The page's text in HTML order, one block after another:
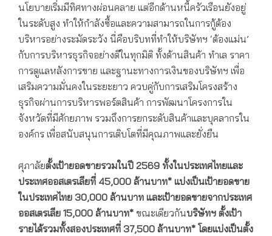
นโยบายเริ่มมีทิศทางผ่อนคลาย แต่อีกด้านหนี้ครัวเรือนยังอยู่
ในระดับสูง ทำให้กำลังซื้อและความสามารถในการกู้ต้อง
บริหารอย่างระมัดระวัง นี่คือบริบทที่ทำให้บริษัทฯ ‘ต้องแม่น’
กับการบริหารธุรกิจอย่างดีในทุกมิติ ทั้งด้านสินค้า ทำเล ราคา
การดูแลหลังการขาย และฐานะทางการเงินของบริษัทฯ เพื่อ
เสริมความมั่นคงในระยะยาว ควบคู่กับการเสริมโครงสร้าง
ธุรกิจผ่านการบริหารพอร์ตสินค้า การพัฒนาโครงการใน
จังหวัดที่มีศักยภาพ รวมถึงการยกระดับสินค้าและบุคลากรใน
องค์กร เพื่อสนับสนุนการเติบโตที่มีคุณภาพและยั่งยืน
ศุภาลัยตั้งเป้ายอดขายรวมในปี 2569 ทั้งในประเทศไทยและ
ประเทศออสเตรเลียที่ 45,000 ล้านบาท* แบ่งเป็นเป้ายอดขาย
ในประเทศไทย 30,000 ล้านบาท และเป้ายอดขายจากประเทศ
ออสเตรเลีย 15,000 ล้านบาท* ขณะเดียวกันบริษัทฯ ตั้งเป้า
รายได้รวมทั้งสองประเทศที่ 37,500 ล้านบาท* โดยแบ่งเป็นตั้ง